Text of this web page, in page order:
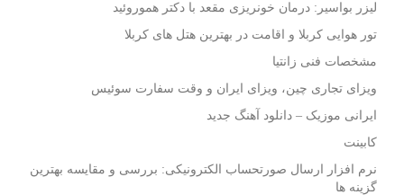
لیزر بواسیر: درمان خونریزی مقعد با دکتر هموروئید
تور هوایی کربلا و اقامت در بهترین هتل های کربلا
مشخصات فنی زانتیا
ویزای تجاری چین، ویزای ایران و وقت سفارت سوئیس
ایرانی موزیک – دانلود آهنگ جدید
کابینت
نرم افزار ارسال صورتحساب الکترونیکی: بررسی و مقایسه بهترین
گزینه ها